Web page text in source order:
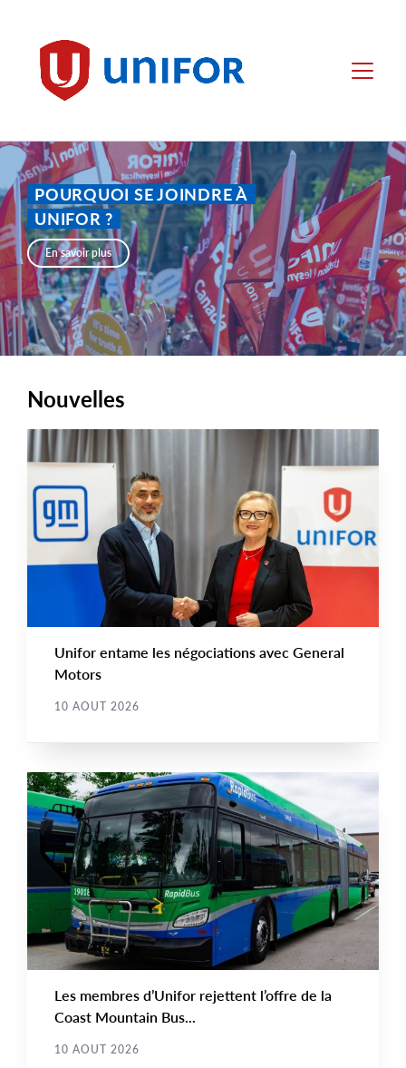
Unifor Menu
POURQUOI SE JOINDRE À
UNIFOR ?
En savoir plus
Nouvelles
NEWS
TYPE
COMMUNIQUÉS DE PRESSE
Main
Image
Unifor entame les négociations avec General
Motors
10 AOUT 2026
NEWS
TYPE
COMMUNIQUÉS DE PRESSE
Main
Image
Les membres d’Unifor rejettent l’offre de la
Coast Mountain Bus...
10 AOUT 2026